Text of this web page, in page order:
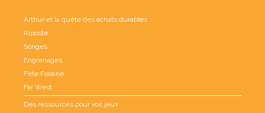
Arthur et la quête des achats durables
Riposte
Songes
Engrenages
Fête Foraine
Far West
Des ressources pour vos jeux